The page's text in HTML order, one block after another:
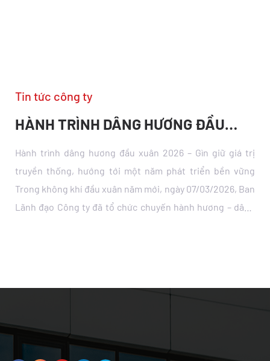
Tin tức công ty
HỘI NGHỊ TỔNG KẾT CUỐI NĂM 2025
Hội nghị Tổng kết cuối năm 2025 của tập thể CBCNV
Công ty Cổ phần Thương mại Việt Hồng Hội nghị diễn ra
trong không khí trang trọng, ấm áp và đầy tự hào của đại
gia đình Việt Hồng Nhìn lại chặng đường năm 2025 với bao